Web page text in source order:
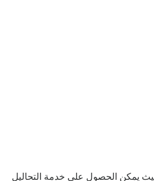
حيث يمكن الحصول على خدمة التحاليل